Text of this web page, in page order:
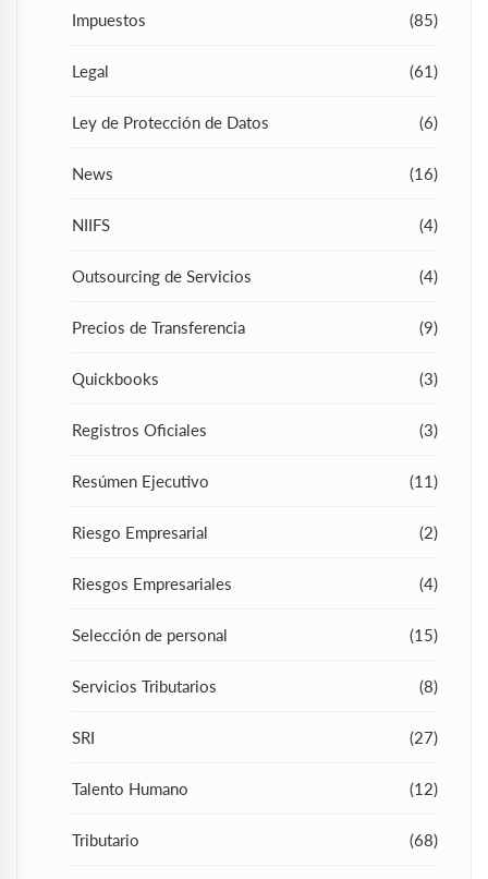
Impuestos (85)
Legal (61)
Ley de Protección de Datos (6)
News (16)
NIIFS (4)
Outsourcing de Servicios (4)
Precios de Transferencia (9)
Quickbooks (3)
Registros Oficiales (3)
Resúmen Ejecutivo (11)
Riesgo Empresarial (2)
Riesgos Empresariales (4)
Selección de personal (15)
Servicios Tributarios (8)
SRI (27)
Talento Humano (12)
Tributario (68)